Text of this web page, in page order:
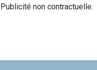
Publicité non contractuelle.